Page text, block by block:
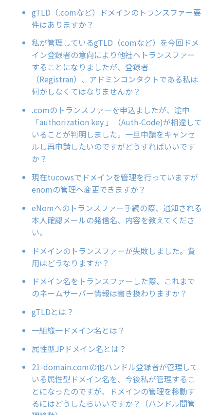
gTLD（.comなど）ドメインのトランスファー要
件はありますか？
私が管理しているgTLD（comなど）を今回ドメ
イン登録者の意向により他社へトランスファー
することになりましたが、登録者
（Registran）、アドミンコンタクトである私は
何かしなくてはなりませんか？
.comのトランスファーを申込ましたが、途中
「authorization key 」（Auth-Code)が相違して
いることが判明しました。一旦申請をキャンセ
ルし再申請したいのですがどうすればいいです
か？
現在tucowsでドメインを管理を行っていますが
enomの管理へ変更できますか？
eNomへのトランスファー手続の際、通知される
本人確認メールの発信名、内容を教えてくださ
い。
ドメインのトランスファーが失敗しました。費
用はどうなりますか？
ドメイン名をトランスファーした際、これまで
のネームサーバー情報は書き換わりますか？
gTLDとは？
一組織一ドメイン名とは？
属性型JPドメイン名とは？
21-domain.comの他ハンドル登録者が管理して
いる属性型ドメイン名を、今後私が管理するこ
とになったのですが、ドメインの管理を移動す
るにはどうしたらいいですか？（ハンドル間管